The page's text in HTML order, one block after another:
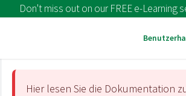
Don't miss out on our FREE e-Learning
Hier lesen Sie die Dokumentation